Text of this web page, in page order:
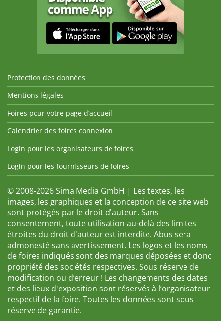
Protection des données
Mentions légales
Foires pour votre page d’accueil
Calendrier des foires connexion
Login pour les organisateurs de foires
Login pour les fournisseurs de foires
© 2008-2026 Sima Media GmbH | Les textes, les
images, les graphiques et la conception de ce site web
sont protégés par le droit d'auteur. Sans
consentement, toute utilisation au-delà des limites
étroites du droit d'auteur est interdite. Abus sera
admonesté sans avertissement. Les logos et les noms
de foires indiqués sont des marques déposées et donc
propriété des sociétés respectives. Sous réserve de
modification ou d’erreur ! Les changements des dates
et des lieux d'exposition sont réservés à l’organisateur
respectif de la foire. Toutes les données sont sous
réserve de garantie.